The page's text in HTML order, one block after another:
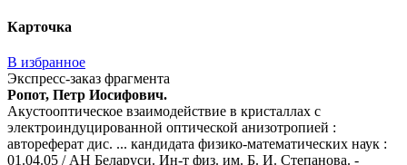
Карточка
В избранное
Экспресс-заказ фрагмента
Ропот, Петр Иосифович.
Акустооптическое взаимодействие в кристаллах с
электроиндуцированной оптической анизотропией :
автореферат дис. ... кандидата физико-математических наук :
01.04.05 / АН Беларуси. Ин-т физ. им. Б. И. Степанова. -